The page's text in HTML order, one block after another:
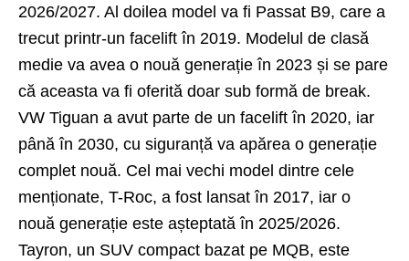
2026/2027. Al doilea model va fi Passat B9, care a
trecut printr-un facelift în 2019. Modelul de clasă
medie va avea o nouă generație în 2023 și se pare
că aceasta va fi oferită doar sub formă de break.
VW Tiguan a avut parte de un facelift în 2020, iar
până în 2030, cu siguranță va apărea o generație
complet nouă. Cel mai vechi model dintre cele
menționate, T-Roc, a fost lansat în 2017, iar o
nouă generație este așteptată în 2025/2026.
Tayron, un SUV compact bazat pe MQB, este